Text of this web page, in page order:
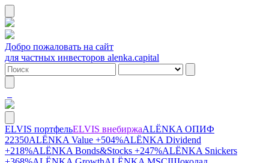
Добро пожаловать на сайт
для частных инвесторов alenka.capital
ELVIS портфельELVIS внебиржаALЁNKA ОПИФ
22350ALЁNKA Value +504%ALЁNKA Dividend
+218%ALЁNKA Bonds&Stocks +247%ALЁNKA Snickers